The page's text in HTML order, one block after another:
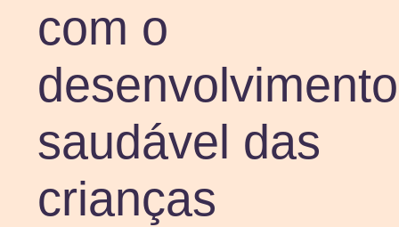
com o
desenvolvimento
saudável das
crianças